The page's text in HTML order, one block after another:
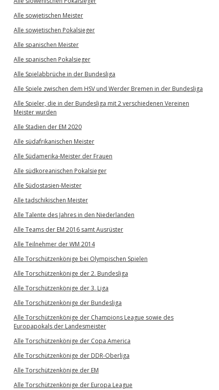
Alle sowjetischen Meister
Alle sowjetischen Pokalsieger
Alle spanischen Meister
Alle spanischen Pokalsieger
Alle Spielabbrüche in der Bundesliga
Alle Spiele zwischen dem HSV und Werder Bremen in der Bundesliga
Alle Spieler, die in der Bundesliga mit 2 verschiedenen Vereinen
Meister wurden
Alle Stadien der EM 2020
Alle südafrikanischen Meister
Alle Südamerika-Meister der Frauen
Alle südkoreanischen Pokalsieger
Alle Südostasien-Meister
Alle tadschikischen Meister
Alle Talente des Jahres in den Niederlanden
Alle Teams der EM 2016 samt Ausrüster
Alle Teilnehmer der WM 2014
Alle Torschützenkönige bei Olympischen Spielen
Alle Torschützenkönige der 2. Bundesliga
Alle Torschützenkönige der 3. Liga
Alle Torschützenkönige der Bundesliga
Alle Torschützenkönige der Champions League sowie des
Europapokals der Landesmeister
Alle Torschützenkönige der Copa America
Alle Torschützenkönige der DDR-Oberliga
Alle Torschützenkönige der EM
Alle Torschützenkönige der Europa League